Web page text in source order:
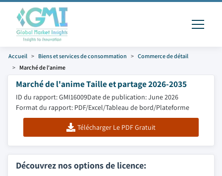
Accueil Biens et services de consommation
Commerce de détail
Marché de l'anime
Marché de l'anime Taille et partage 2026-2035
ID du rapport: GMI16009Date de publication: June 2026
Format du rapport: PDF/Excel/Tableau de bord/Plateforme
Télécharger Le PDF Gratuit
Découvrez nos options de licence: